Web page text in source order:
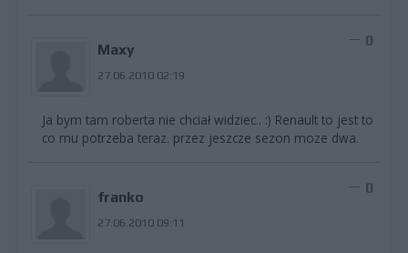
Maxy
27.06.2010 02:19
0
Ja bym tam roberta nie chciał widziec.. :) Renault to jest to
co mu potrzeba teraz. przez jeszcze sezon moze dwa.
franko
27.06.2010 09:11
0